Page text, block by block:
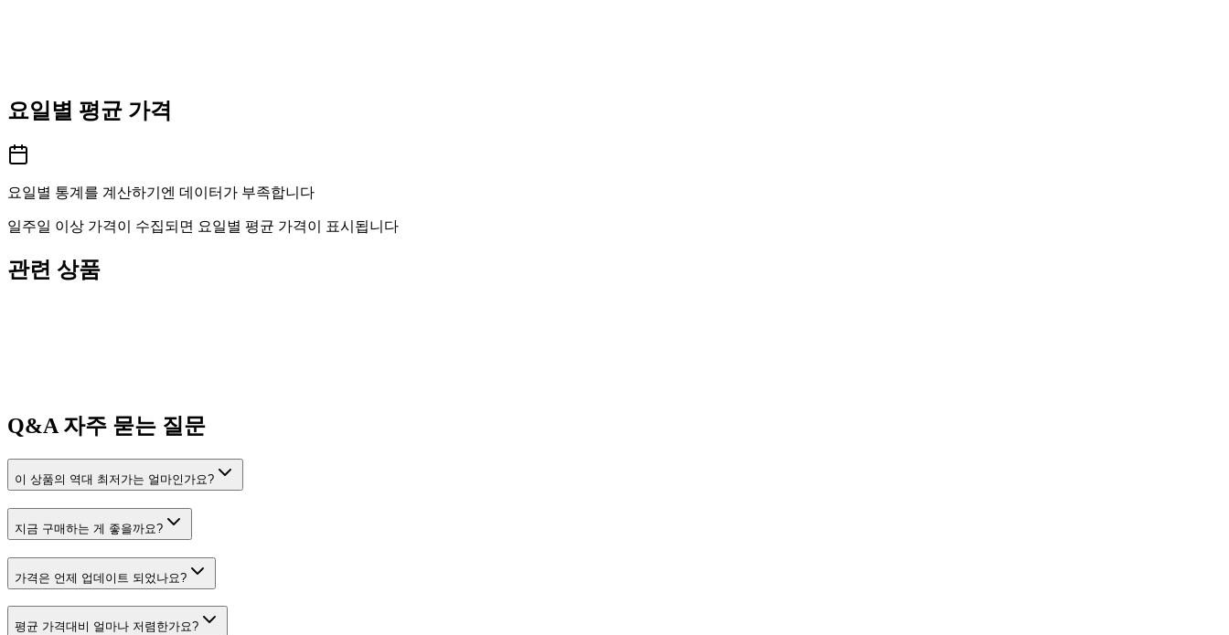
요일별 평균 가격
요일별 통계를 계산하기엔 데이터가 부족합니다
일주일 이상 가격이 수집되면 요일별 평균 가격이 표시됩니다
관련 상품
Q&A자주 묻는 질문
이 상품의 역대 최저가는 얼마인가요?
지금 구매하는 게 좋을까요?
가격은 언제 업데이트 되었나요?
평균 가격대비 얼마나 저렴한가요?